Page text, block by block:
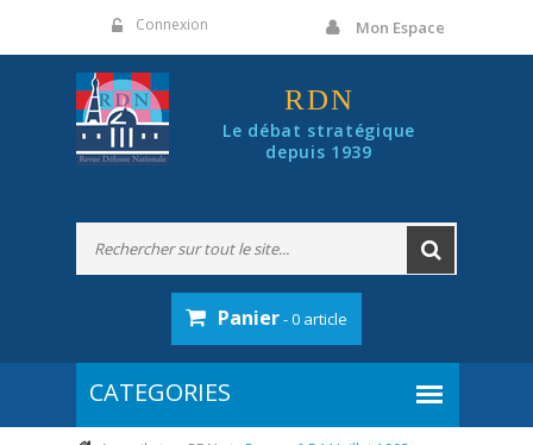
Connexion Mon Espace
RDN
Le débat stratégique
depuis 1939
Panier- 0 article